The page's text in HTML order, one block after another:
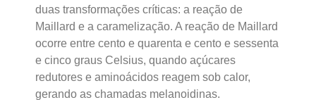
duas transformações críticas: a reação de
Maillard e a caramelização. A reação de Maillard
ocorre entre cento e quarenta e cento e sessenta
e cinco graus Celsius, quando açúcares
redutores e aminoácidos reagem sob calor,
gerando as chamadas melanoidinas.